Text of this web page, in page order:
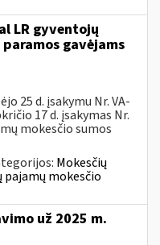
LR gyventojų
gavėjams
25 d. įsakymu Nr. VA-
17 d. įsakymas Nr.
mokesčio sumos
Mokesčių
mokesčio
už 2025 m.